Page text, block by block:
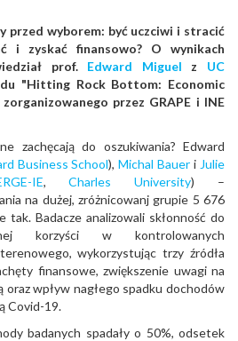
przed wyborem: być uczciwi i stracić
i zyskać finansowo? O wynikach
prof. Edward Miguel z UC
"Hitting Rock Bottom: Economic
przez GRAPE i INE
zachęcają do oszukiwania? Edward
Business School),Michal Bauer i Julie
IE,Charles University) –
na dużej, zróżnicowanj grupie 5 676
tak. Badacze analizowali skłonność do
korzyści w kontrolowanych
wykorzystując trzy źródła
finansowe, zwiększenie uwagi na
oraz wpływ nagłego spadku dochodów
Covid-19.
badanych spadały o 50%, odsetek